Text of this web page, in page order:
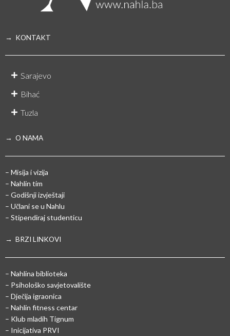
→ KONTAKT
Sarajevo
Bihać
Tuzla
→ O NAMA
– Misija i vizija
– Nahlin tim
– Godišnji izvještaji
– Učlani se u Nahlu
– Stipendiraj studenticu
→ BRZI LINKOVI
– Nahlina biblioteka
– Psihološko savjetovalište
– Dječija igraonica
– Nahlin fitness centar
– Klub mladih Tignum
– Inicijativa PRVI